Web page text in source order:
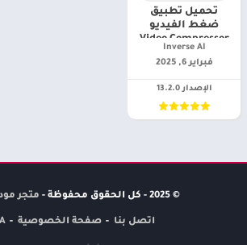
تحميل تطبيق
ضغط الفيديو
Video Compressor
Inverse AI‏
فبراير 6, 2025
الإصدار 13.2.0
© 2025 - كل الحقوق محفوظة - متجر
اتصل بنا صفحة الخصوصية